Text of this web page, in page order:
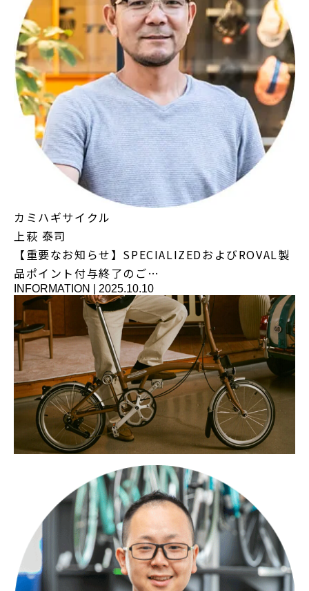
カミハギサイクル
上萩 泰司
【重要なお知らせ】SPECIALIZEDおよびROVAL製
品ポイント付与終了のご…
INFORMATION 2025.10.10